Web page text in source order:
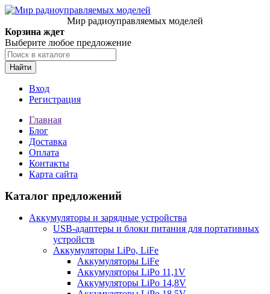
Мир радиоуправляемых моделей
Корзина ждет
Выберите любое предложение
Найти
Вход
Регистрация
Главная
Блог
Доставка
Оплата
Контакты
Карта сайта
Каталог предложений
Аккумуляторы и зарядные устройства
USB-адаптеры и блоки питания для портативных
устройств
Аккумуляторы LiPo, LiFe
Аккумуляторы LiFe
Аккумуляторы LiPo 11,1V
Аккумуляторы LiPo 14,8V